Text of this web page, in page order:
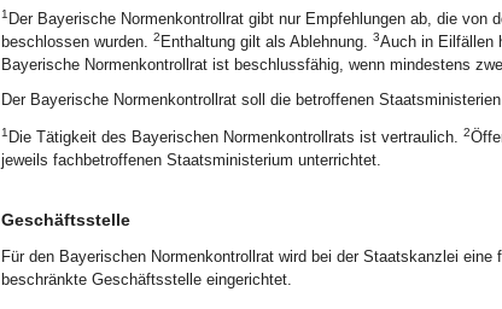
1 Der Bayerische Normenkontrollrat gibt nur Empfehlungen ab, die
beschlossen wurden. 2 Enthaltung gilt als Ablehnung. 3Auch in Eilfällen
Bayerische Normenkontrollrat ist beschlussfähig, wenn mindestens
Der Bayerische Normenkontrollrat soll die betroffenen
1 Die Tätigkeit des Bayerischen Normenkontrollrats ist vertraulich. 2
jeweils fachbetroffenen Staatsministerium unterrichtet.
Geschäftsstelle
Für den Bayerischen Normenkontrollrat wird bei der Staatskanzlei
beschränkte Geschäftsstelle eingerichtet.